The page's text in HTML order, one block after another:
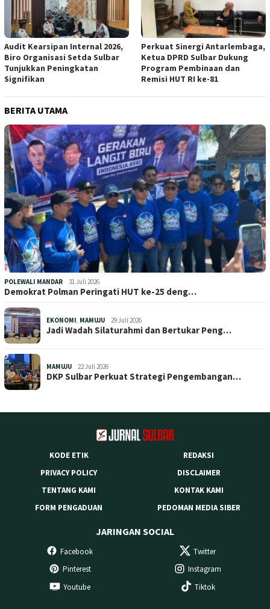
Audit Kearsipan Internal 2026,
Biro Organisasi Setda Sulbar
Tunjukkan Peningkatan
Signifikan
Perkuat Sinergi Antarlembaga,
Ketua DPRD Sulbar Dukung
Program Pembinaan dan
Remisi HUT RI ke-81
BERITA UTAMA
POLEWALI MANDAR 31 Juli 2026
Demokrat Polman Peringati HUT ke-25 deng…
EKONOMI MAMUJU 29 Juli 2026
Jadi Wadah Silaturahmi dan Bertukar Peng…
MAMUJU 22 Juli 2026
DKP Sulbar Perkuat Strategi Pengembangan…
KODE ETIK
REDAKSI
PRIVACY POLICY
DISCLAIMER
TENTANG KAMI
KONTAK KAMI
FORM PENGADUAN
PEDOMAN MEDIA SIBER
JARINGAN SOCIAL
Facebook
Twitter
Pinterest
Instagram
Youtube
Tiktok